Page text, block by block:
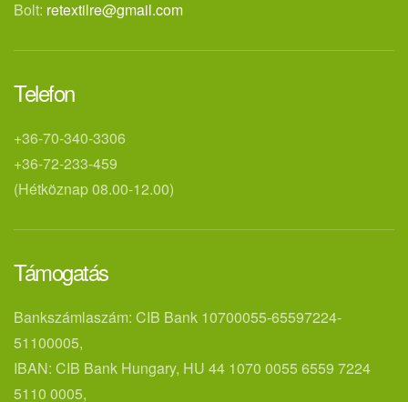
Bolt: retextilre@gmail.com
Telefon
+36-70-340-3306
+36-72-233-459
(Hétköznap 08.00-12.00)
Támogatás
Bankszámlaszám: CIB Bank 10700055-65597224-
51100005,
IBAN: CIB Bank Hungary, HU 44 1070 0055 6559 7224
5110 0005,